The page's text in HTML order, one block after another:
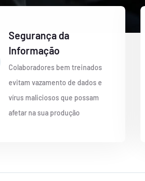
Segurança da
Informação
Colaboradores bem treinados
evitam vazamento de dados e
vírus maliciosos que possam
afetar na sua produção